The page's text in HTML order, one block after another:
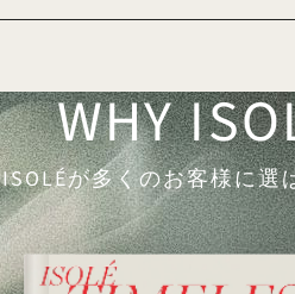
WHY
ISOLÉが多くのお客様に選